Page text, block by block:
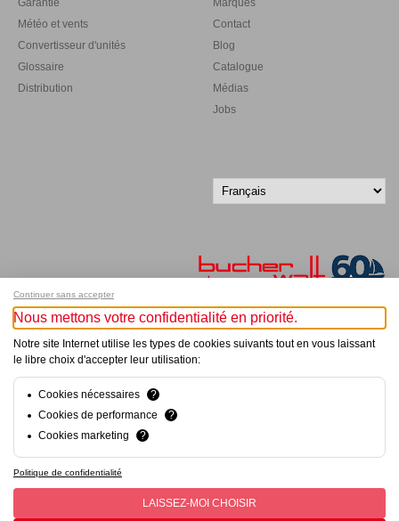
Garantie
Météo et vents
Convertisseur d'unités
Glossaire
Distribution
Marques
Contact
Blog
Catalogue
Médias
Jobs
Inscrivez-vous à notre newsletter !
© Bucher+Walt 2011-2026
Tous droits réservés - Informations non contractuelles
hsolutions.ch
Continuer sans accepter
Nous mettons votre confidentialité en priorité.
Notre site Internet utilise les types de cookies suivants tout en vous laissant
le libre choix d'accepter leur utilisation:
Cookies nécessaires
?
Cookies de performance
?
Cookies marketing
?
Politique de confidentialité
LAISSEZ-MOI CHOISIR